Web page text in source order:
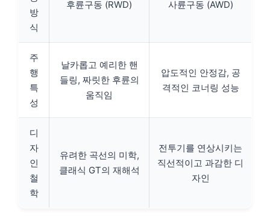
방
식
후륜구동 (RWD) 사륜구동 (AWD)
주
행
특
성
날카롭고 예리한 핸
들링, 짜릿한 후륜의
움직임
압도적인 안정감, 공
격적인 코너링 성능
디
자
인
철
학
유려한 곡선의 미학,
클래식 GT의 재해석
전투기를 연상시키는
직선적이고 과감한 디
자인